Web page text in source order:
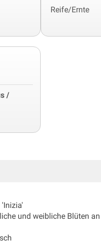
Reife/Ernte
/
und weibliche Blüten